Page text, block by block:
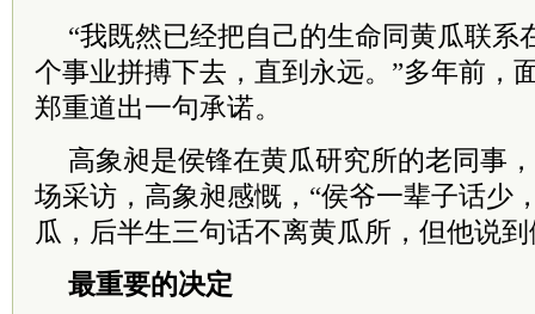
“我既然已经把自己的生命同黄瓜联系
个事业拼搏下去，直到永远。”多年前，
郑重道出一句承诺。
高象昶是侯锋在黄瓜研究所的老同事
场采访，高象昶感慨，“侯爷一辈子话少
瓜，后半生三句话不离黄瓜所，但他说到
最重要的决定